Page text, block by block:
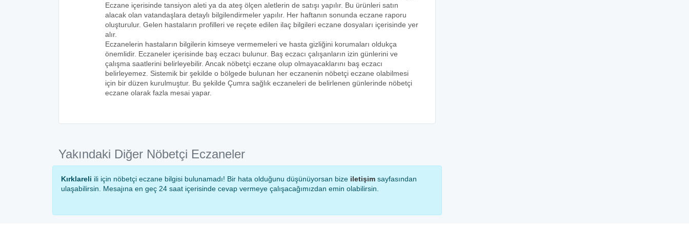
Eczane içerisinde tansiyon aleti ya da ateş ölçen aletlerin de satışı yapılır. Bu ürünleri satın
alacak olan vatandaşlara detaylı bilgilendirmeler yapılır. Her haftanın sonunda eczane raporu
oluşturulur. Gelen hastaların profilleri ve reçete edilen ilaç bilgileri eczane dosyaları içerisinde yer
alır.
Eczanelerin hastaların bilgilerin kimseye vermemeleri ve hasta gizliğini korumaları oldukça
önemlidir. Eczaneler içerisinde baş eczacı bulunur. Baş eczacı çalışanların izin günlerini ve
çalışma saatlerini belirleyebilir. Ancak nöbetçi eczane olup olmayacaklarını baş eczacı
belirleyemez. Sistemik bir şekilde o bölgede bulunan her eczanenin nöbetçi eczane olabilmesi
için bir düzen kurulmuştur. Bu şekilde Çumra sağlık eczaneleri de belirlenen günlerinde nöbetçi
eczane olarak fazla mesai yapar.
Yakındaki Diğer Nöbetçi Eczaneler
Kırklareli ili için nöbetçi eczane bilgisi bulunamadı! Bir hata olduğunu düşünüyorsan bize iletişim sayfasından
ulaşabilirsin. Mesajına en geç 24 saat içerisinde cevap vermeye çalışacağımızdan emin olabilirsin.